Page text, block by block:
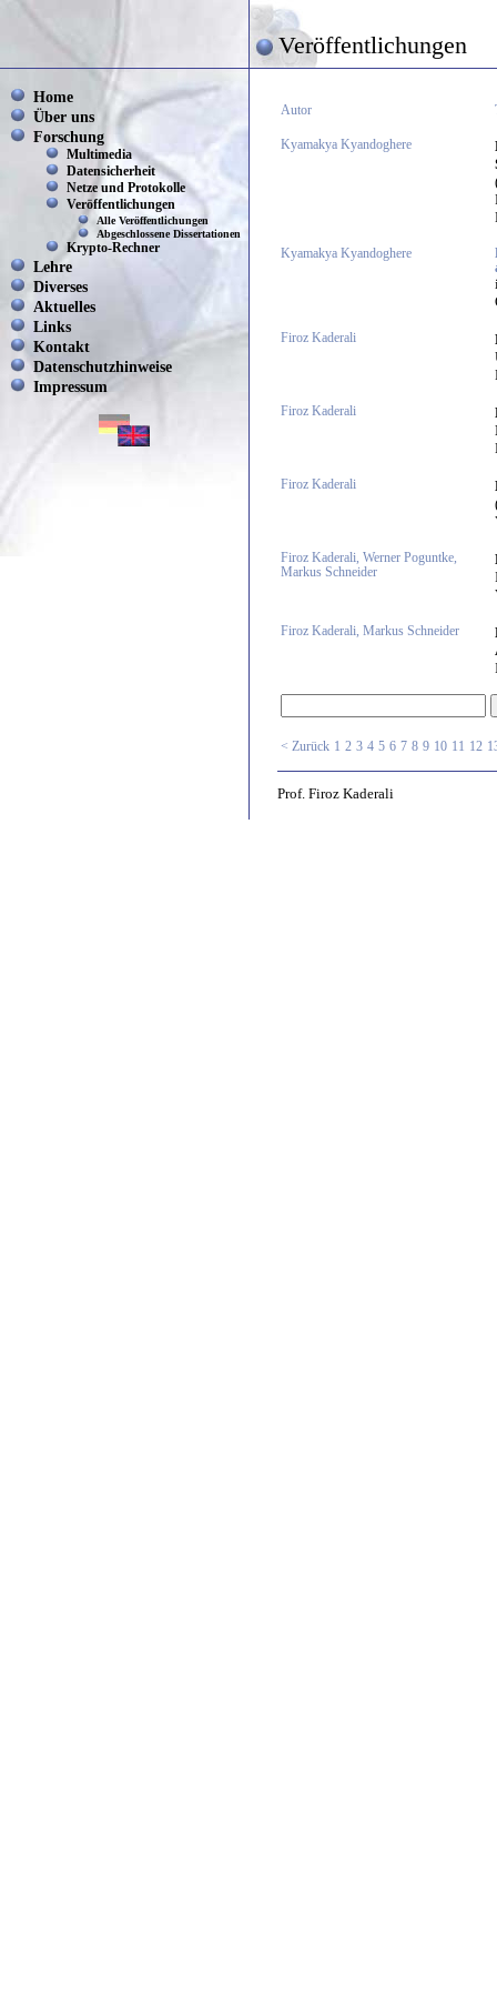
Veröffentlichungen
Home
Über uns
Forschung
Multimedia
Datensicherheit
Netze und Protokolle
Veröffentlichungen
Alle Veröffentlichungen
Abgeschlossene Dissertationen
Krypto-Rechner
Lehre
Diverses
Aktuelles
Links
Kontakt
Datenschutzhinweise
Impressum
Autor
Kyamakya Kyandoghere
Kyamakya Kyandoghere
Firoz Kaderali
Firoz Kaderali
Firoz Kaderali
Firoz Kaderali, Werner Poguntke,
Markus Schneider
Firoz Kaderali, Markus Schneider
< Zurück 1 2 3 4 5 6 7 8 9 10 11 12
Prof. Firoz Kaderali